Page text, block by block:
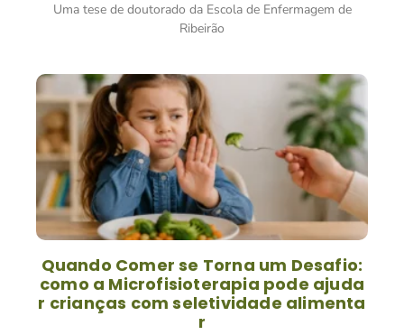
Uma tese de doutorado da Escola de Enfermagem de
Ribeirão
Quando Comer se Torna um Desafio:
como a Microfisioterapia pode ajuda
r crianças com seletividade alimenta
r